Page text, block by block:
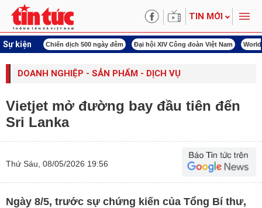
TIN MỚI
Sự kiện
mạng Chiến dịch 500 ngày đêm Đại hội XIV Công đoàn Việt Nam
DOANH NGHIỆP - SẢN PHẨM - DỊCH VỤ
Vietjet mở đường bay đầu tiên đến
Sri Lanka
Thứ Sáu, 08/05/2026 19:56
Ngày 8/5, trước sự chứng kiến của Tổng Bí thư,